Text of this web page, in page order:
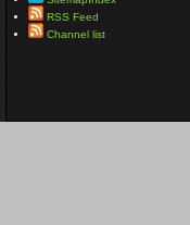
RSS Feed
Channel list